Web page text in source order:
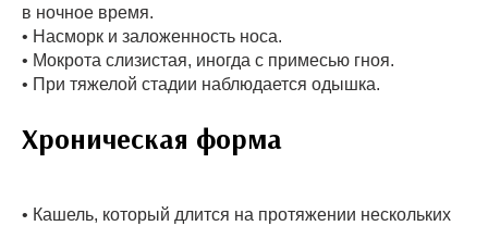
в ночное время.
• Насморк и заложенность носа.
• Мокрота слизистая, иногда с примесью гноя.
• При тяжелой стадии наблюдается одышка.
Хроническая форма
• Кашель, который длится на протяжении нескольких